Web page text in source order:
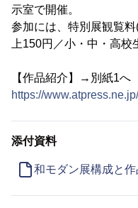
示室で開催。
参加には、特別展観覧
上150円／小・中・高校
【作品紹介】→別紙1へ
https://
添付資料
和モダン展構成と作